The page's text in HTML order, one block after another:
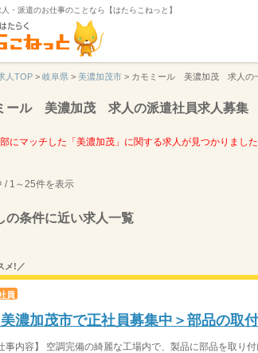
・派遣のお仕事のことなら【はたらこねっと】
人TOP > 岐阜県 > 美濃加茂市 > カモミール 美濃加茂 求人の
ール 美濃加茂 求人の派遣社員求人募集
にマッチした「美濃加茂」に関する求人が見つかりました
/ 1～25件を表示
の条件に近い求人一覧
メ!／
員
美濃加茂市で正社員募集中＞部品の取
事内容】 空調完備の綺麗な工場内で、製品に部品を取り